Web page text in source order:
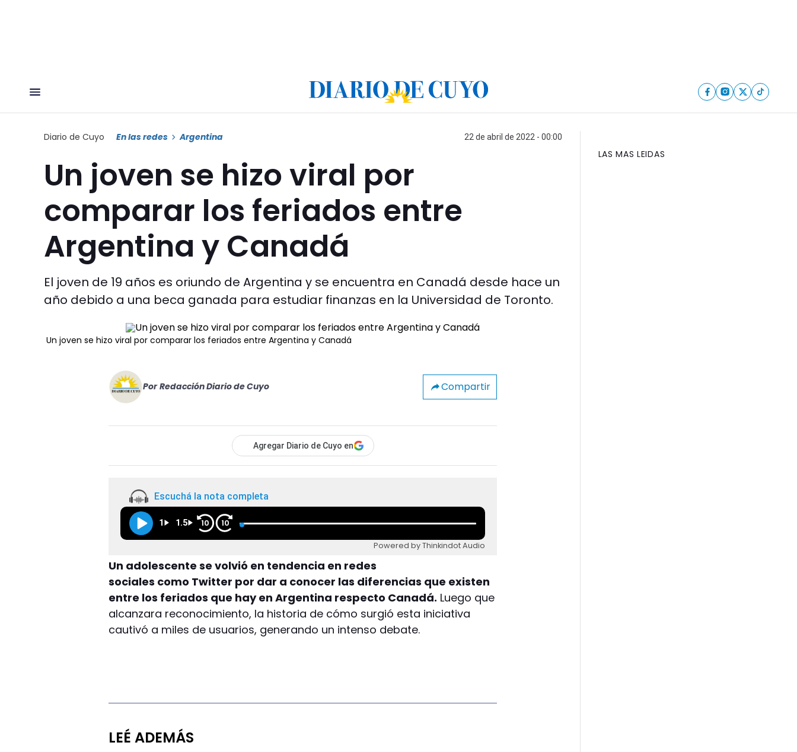
Diario de Cuyo En las redes Argentina 22 de abril de 2022 - 00:00
Un joven se hizo viral por
comparar los feriados entre
Argentina y Canadá
El joven de 19 años es oriundo de Argentina y se encuentra en Canadá desde hace un
año debido a una beca ganada para estudiar finanzas en la Universidad de Toronto.
Un joven se hizo viral por comparar los feriados entre Argentina y Canadá
Por Redacción Diario de Cuyo Compartir
Agregar Diario de Cuyo en
Escuchá la nota completa
1 1.5 10 10
Powered by Thinkindot Audio
Un adolescente se volvió en tendencia en redes
sociales como Twitter por dar a conocer las diferencias que existen
entre los feriados que hay en Argentina respecto Canadá. Luego que
alcanzara reconocimiento, la historia de cómo surgió esta iniciativa
cautivó a miles de usuarios, generando un intenso debate.
LEÉ ADEMÁS
LAS MAS LEIDAS